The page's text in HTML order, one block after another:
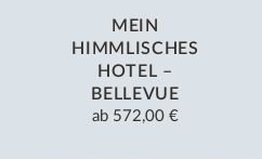
MEIN
HIMMLISCHES
HOTEL –
BELLEVUE
ab572,00 €